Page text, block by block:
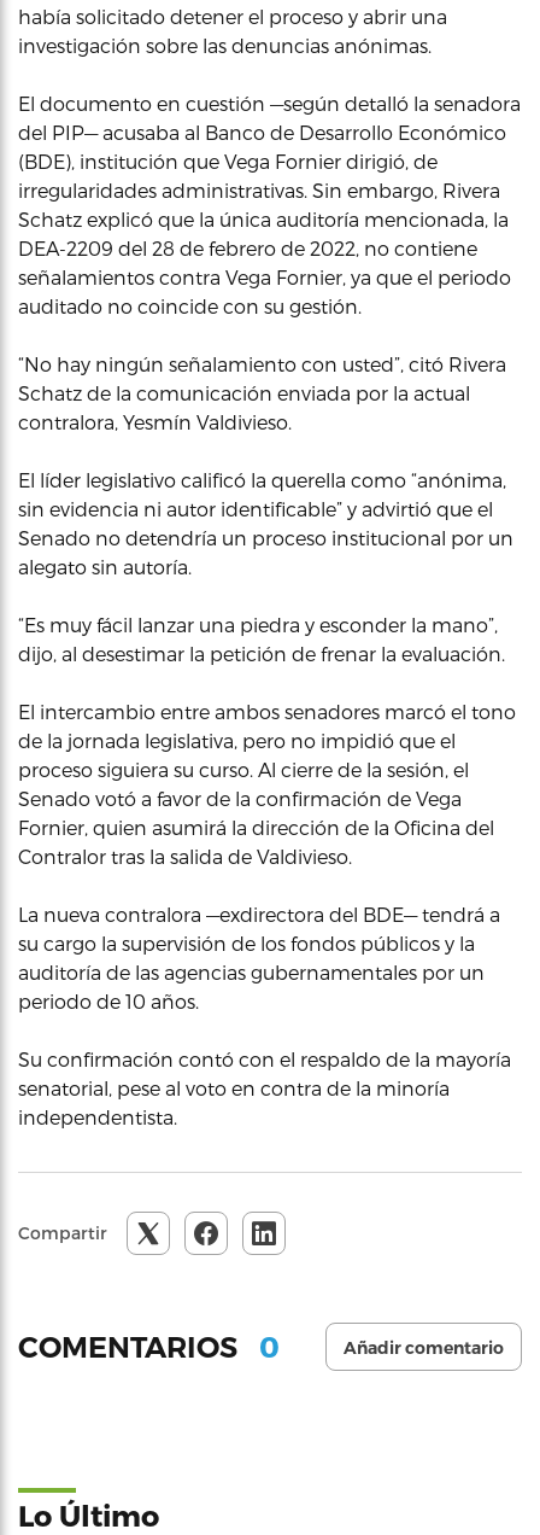
había solicitado detener el proceso y abrir una
investigación sobre las denuncias anónimas.
El documento en cuestión —según detalló la senadora
del PIP— acusaba al Banco de Desarrollo Económico
(BDE), institución que Vega Fornier dirigió, de
irregularidades administrativas. Sin embargo, Rivera
Schatz explicó que la única auditoría mencionada, la
DEA-2209 del 28 de febrero de 2022, no contiene
señalamientos contra Vega Fornier, ya que el periodo
auditado no coincide con su gestión.
“No hay ningún señalamiento con usted”, citó Rivera
Schatz de la comunicación enviada por la actual
contralora, Yesmín Valdivieso.
El líder legislativo calificó la querella como “anónima,
sin evidencia ni autor identificable” y advirtió que el
Senado no detendría un proceso institucional por un
alegato sin autoría.
“Es muy fácil lanzar una piedra y esconder la mano”,
dijo, al desestimar la petición de frenar la evaluación.
El intercambio entre ambos senadores marcó el tono
de la jornada legislativa, pero no impidió que el
proceso siguiera su curso. Al cierre de la sesión, el
Senado votó a favor de la confirmación de Vega
Fornier, quien asumirá la dirección de la Oficina del
Contralor tras la salida de Valdivieso.
La nueva contralora —exdirectora del BDE— tendrá a
su cargo la supervisión de los fondos públicos y la
auditoría de las agencias gubernamentales por un
periodo de 10 años.
Su confirmación contó con el respaldo de la mayoría
senatorial, pese al voto en contra de la minoría
independentista.
Compartir
COMENTARIOS 0 Añadir comentario
Lo Último